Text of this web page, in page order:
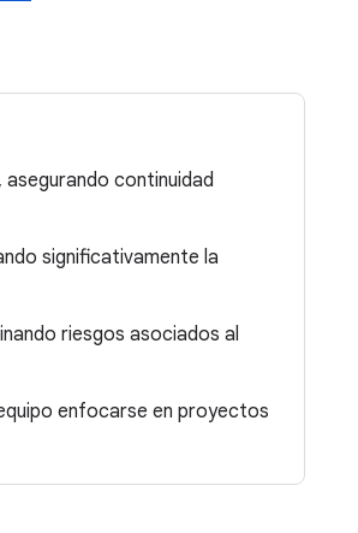
continuidad
significativamente la
riesgos asociados al
enfocarse en proyectos